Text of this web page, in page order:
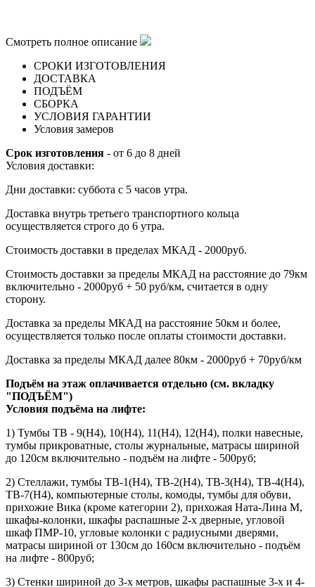
Смотреть полное описание
СРОКИ ИЗГОТОВЛЕНИЯ
ДОСТАВКА
ПОДЪЁМ
СБОРКА
УСЛОВИЯ ГАРАНТИИ
Условия замеров
Срок изготовления - от 6 до 8 дней
Условия доставки:
Дни доставки: суббота с 5 часов утра.
Доставка внутрь третьего транспортного кольца
осуществляется строго до 6 утра.
Стоимость доставки в пределах МКАД - 2000руб.
Стоимость доставки за пределы МКАД на расстояние до 79км
включительно - 2000руб + 50 руб/км, считается в одну
сторону.
Доставка за пределы МКАД на расстояние 50км и более,
осуществляется только после оплаты стоимости доставки.
Доставка за пределы МКАД далее 80км - 2000руб + 70руб/км
Подъём на этаж оплачивается отдельно (см. вкладку
"ПОДЪЁМ")
Условия подъёма на лифте:
1) Тумбы ТВ - 9(Н4), 10(Н4), 11(Н4), 12(Н4), полки навесные,
тумбы прикроватные, столы журнальные, матрасы шириной
до 120см включительно - подъём на лифте - 500руб;
2) Стеллажи, тумбы ТВ-1(Н4), ТВ-2(Н4), ТВ-3(Н4), ТВ-4(Н4),
ТВ-7(Н4), компьютерные столы, комоды, тумбы для обуви,
прихожие Вика (кроме категории 2), прихожая Ната-Лина М,
шкафы-колонки, шкафы распашные 2-х дверные, угловой
шкаф ПМР-10, угловые колонки с радиусными дверями,
матрасы шириной от 130см до 160см включительно - подъём
на лифте - 800руб;
3) Стенки шириной до 3-х метров, шкафы распашные 3-х и 4-